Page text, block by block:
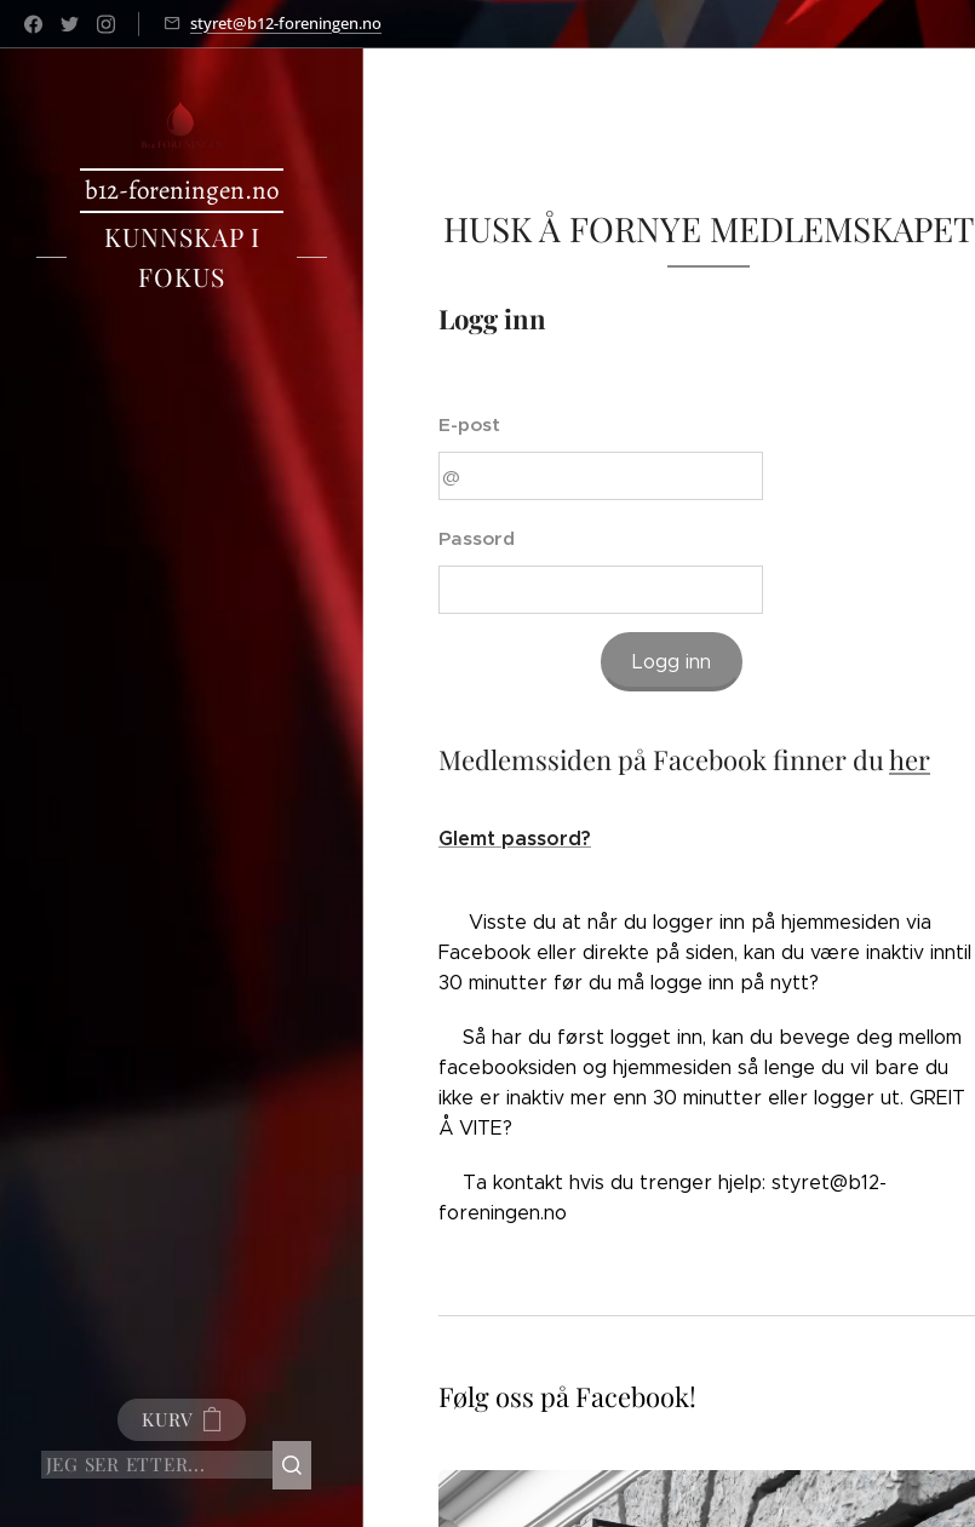
styret@b12-foreningen.no
b12-foreningen.no
KUNNSKAP I
FOKUS
KURV
HUSK Å FORNYE MEDLEMSKAPET
Logg inn
E-post
Passord
Logg inn
Medlemssiden på Facebook finner duher
Glemt passord?
👉🏼Visste du at når du logger inn på hjemmesiden via
Facebook eller direkte på siden, kan du være inaktiv inntil
30 minutter før du må logge inn på nytt?
👉🏼Så har du først logget inn, kan du bevege deg mellom
facebooksiden og hjemmesiden så lenge du vil bare du
ikke er inaktiv mer enn 30 minutter eller logger ut. GREIT
Å VITE?
👉🏼Ta kontakt hvis du trenger hjelp: styret@b12-
foreningen.no
Følg oss på Facebook!